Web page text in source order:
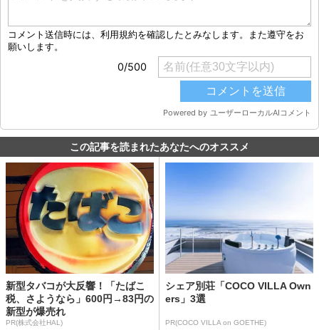
この記事を読まれたあなたへのオススメ
新型タバコが大反響！「たばこ
税、さようなら」600円→83円の
新型が爆売れ
PR(株式会社HAL)
シェア別荘「COCO VILLA Own
ers」3選
PR(COCO VILLA on GOETHE)